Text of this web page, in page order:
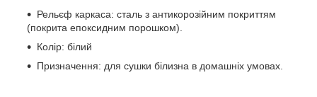
Рельєф каркаса: сталь з антикорозійним покриттям
(покрита епоксидним порошком).
Колір: білий
Призначення: для сушки білизна в домашніх умовах.